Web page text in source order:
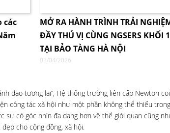
các
MỞ RA HÀNH TRÌNH TRẢI
ĐẦY THÚ VỊ CÙNG NGSERS KHỐI
TẠI BẢO TÀNG HÀ NỘI
03/04/2026
đạo tương lai”, Hệ thống trường liên cấp Newton
công tác xã hội như một phần không thể thiếu
sự có góc nhìn đa dạng hơn về thế giới quan cũng
cho cộng đồng, xã hội.